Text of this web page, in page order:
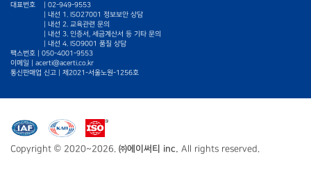
대표번호
02-949-9553
| 내선 1. ISO27001 정보보안 상담
| 내선 2. 교육관련 문의
| 내선 3. 인증서, 세금계산서 등 기타 문의
| 내선 4. ISO9001 품질 상담
팩스번호 | 050-4001-9553
이메일 | acerti@acerti.co.kr
통신판매업 신고 | 제2021-서울노원-1256호
Copyright © 2020~2026. ㈜에이써티 inc. All rights reserved.